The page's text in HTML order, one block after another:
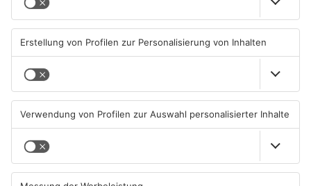
Ausstellung in Bruchköbel
zum Thema "Wasser im
Klimawandel"
07.08.2026, 05:00 UHR IN MAIN-
Wohnhausbrand in Maintal:
Zwei Menschen verletzt
06.08.2026, 15:42 UHR IN MAIN-